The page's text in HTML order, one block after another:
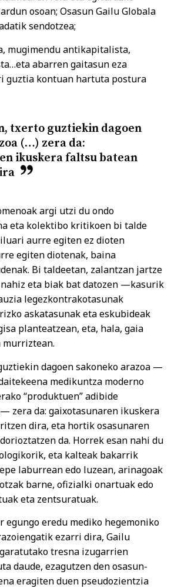
osoan; Osasun Gailu Globala
sendotzea;
mugimendu antikapitalista,
abarren gaitasun eza
guztia kontuan hartuta postura
txerto guztiekin dagoen
(…) zera da:
ikuskera faltsu batean
argi utzi du ondo
eta kolektibo kritikoen bi talde
aurre egiten ez dioten
egiten diotenak, baina
Bi taldeetan, zalantzan jartze
nahiz eta biak bat datozen —kasurik
legezkontrakotasunak
askatasunak eta eskubideak
planteatzean, eta, hala, gaia
dagoen sakoneko arazoa —
medikuntza moderno
“produktuen” adibide
zera da: gaixotasunaren ikuskera
dira, eta hortik osasunaren
da. Horrek esan nahi du
eta kalteak bakarrik
laburrean edo luzean, arinagoak
barne, ofizialki onartuak edo
eta zentsuratuak.
eredu mediko hegemoniko
ezarri dira, Gailu
tresna izugarrien
daude, ezagutzen den osasun-
eragiten duen pseudozientzia